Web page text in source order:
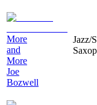
More
and
More
Joe
Bozwell
Jazz/